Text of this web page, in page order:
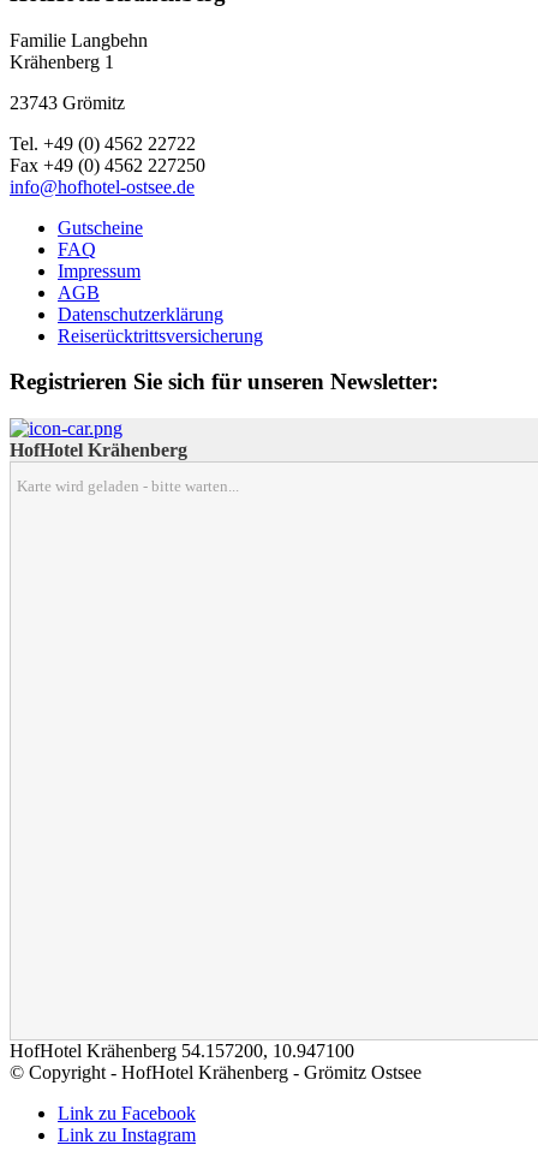
Familie Langbehn
Krähenberg 1
23743 Grömitz
Tel. +49 (0) 4562 22722
Fax +49 (0) 4562 227250
info@hofhotel-ostsee.de
Gutscheine
FAQ
Impressum
AGB
Datenschutzerklärung
Reiserücktrittsversicherung
Registrieren Sie sich für unseren Newsletter:
HofHotel Krähenberg
Karte wird geladen - bitte warten...
HofHotel Krähenberg 54.157200, 10.947100
© Copyright - HofHotel Krähenberg - Grömitz Ostsee
Link zu Facebook
Link zu Instagram